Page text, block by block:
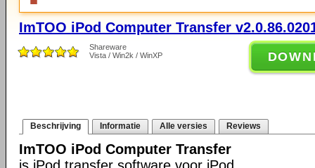
ImTOO iPod Computer Transfer
Shareware
Vista / Win2k / WinXP
Beschrijving Informatie Alle versies Reviews
ImTOO iPod Computer Transfer